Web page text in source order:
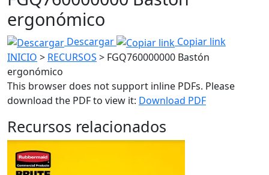
ergonómico
Descargar
Copiar link
INICIO > RECURSOS > FGQ760000000 Bastón
ergonómico
This browser does not support inline PDFs. Please
download the PDF to view it: Download PDF
Recursos relacionados